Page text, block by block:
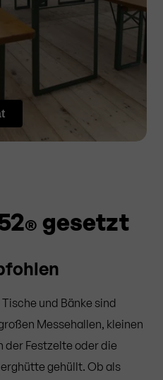
® gesetzt
und Bänke sind
Messehallen, kleinen
der Festzelte oder die
gehüllt. Ob als